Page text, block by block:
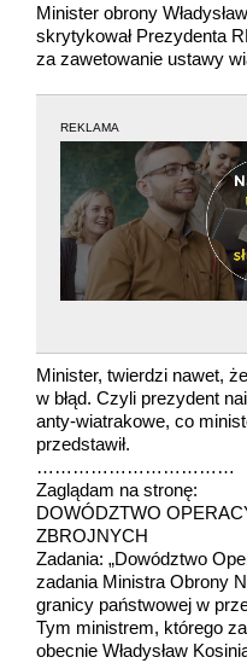
Minister obrony
skrytykował Prezydenta
za zawetowanie ustawy
REKLAMA
Minister, twierdzi nawet,
w błąd. Czyli prezydent
anty-wiatrakowe, co
przedstawił.
……………………………
Zaglądam na stronę:
DOWÓDZTWO
ZBROJNYCH
Zadania: „Dowództwo
zadania Ministra Obrony
granicy państwowej w
Tym ministrem, którego
obecnie Władysław